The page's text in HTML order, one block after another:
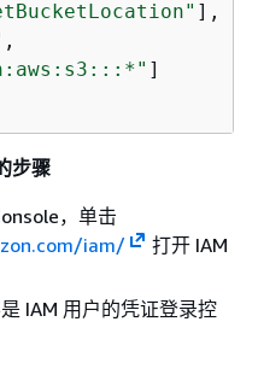
],
,
]
步骤
，单击
iam/
打开 IAM
IAM 用户的凭证登录控